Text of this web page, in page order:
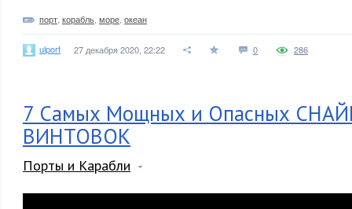
порт корабль море океан
ulport 27 декабря 2020, 22:22 0 286
7 Самых Мощных и Опасных
ВИНТОВОК
Порты и Карабли